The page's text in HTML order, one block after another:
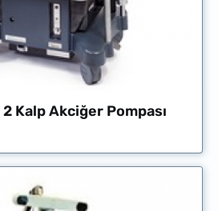
Kalp Akciğer Pompası